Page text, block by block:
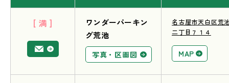
[ 満 ]
ワンダーパーキン
グ荒池
写真・区画図
名古屋市天白区荒
二丁目７１４
MAP